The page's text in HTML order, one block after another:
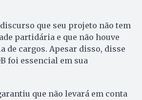
que seu projeto não tem
partidária e que não houve
de cargos. Apesar disso, disse
foi essencial em sua
que não levará em conta